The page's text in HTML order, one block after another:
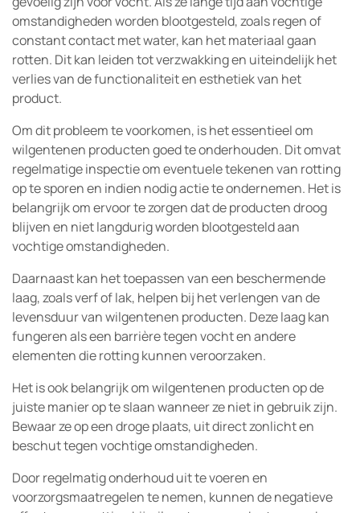
omstandigheden worden blootgesteld, zoals regen of
constant contact met water, kan het materiaal gaan
rotten. Dit kan leiden tot verzwakking en uiteindelijk het
verlies van de functionaliteit en esthetiek van het
product.
Om dit probleem te voorkomen, is het essentieel om
wilgentenen producten goed te onderhouden. Dit omvat
regelmatige inspectie om eventuele tekenen van rotting
op te sporen en indien nodig actie te ondernemen. Het is
belangrijk om ervoor te zorgen dat de producten droog
blijven en niet langdurig worden blootgesteld aan
vochtige omstandigheden.
Daarnaast kan het toepassen van een beschermende
laag, zoals verf of lak, helpen bij het verlengen van de
levensduur van wilgentenen producten. Deze laag kan
fungeren als een barrière tegen vocht en andere
elementen die rotting kunnen veroorzaken.
Het is ook belangrijk om wilgentenen producten op de
juiste manier op te slaan wanneer ze niet in gebruik zijn.
Bewaar ze op een droge plaats, uit direct zonlicht en
beschut tegen vochtige omstandigheden.
Door regelmatig onderhoud uit te voeren en
voorzorgsmaatregelen te nemen, kunnen de negatieve